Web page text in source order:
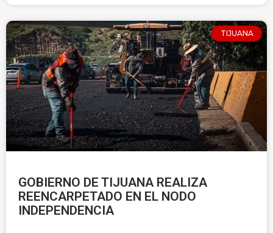
TIJUANA
GOBIERNO DE TIJUANA REALIZA
REENCARPETADO EN EL NODO
INDEPENDENCIA